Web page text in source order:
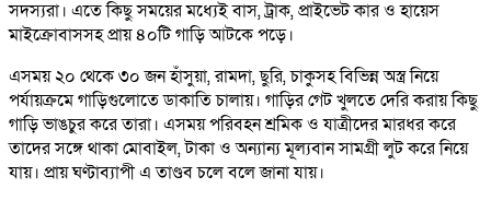
সদস্যরা। এতে কিছু সময়ের মধ্যেই বাস, ট্রাক, প্রাইভেট কার ও হায়েস
মাইক্রোবাসসহ প্রায় ৪০টি গাড়ি আটকে পড়ে।
এসময় ২০ থেকে ৩০ জন হাঁসুয়া, রামদা, ছুরি, চাকুসহ বিভিন্ন অস্ত্র নিয়ে
পর্যায়ক্রমে গাড়িগুলোতে ডাকাতি চালায়। গাড়ির গেট খুলতে দেরি করায় কিছু
গাড়ি ভাঙচুর করে তারা। এসময় পরিবহন শ্রমিক ও যাত্রীদের মারধর করে
তাদের সঙ্গে থাকা মোবাইল, টাকা ও অন্যান্য মূল্যবান সামগ্রী লুট করে নিয়ে
যায়। প্রায় ঘণ্টাব্যাপী এ তাণ্ডব চলে বলে জানা যায়।